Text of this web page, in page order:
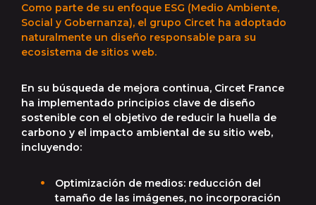
Como parte de su enfoque ESG (Medio Ambiente,
Social y Gobernanza), el grupo Circet ha adoptado
naturalmente un diseño responsable para su
ecosistema de sitios web.
En su búsqueda de mejora continua, Circet France
ha implementado principios clave de diseño
sostenible con el objetivo de reducir la huella de
carbono y el impacto ambiental de su sitio web,
incluyendo:
Optimización de medios: reducción del
tamaño de las imágenes, no incorporación